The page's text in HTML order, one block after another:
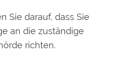
Sie darauf, dass Sie
an die zuständige
richten.